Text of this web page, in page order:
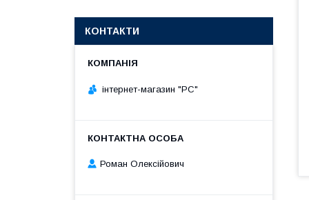
КОНТАКТИ
інтернет-магазин "РС"
Роман Олексійович